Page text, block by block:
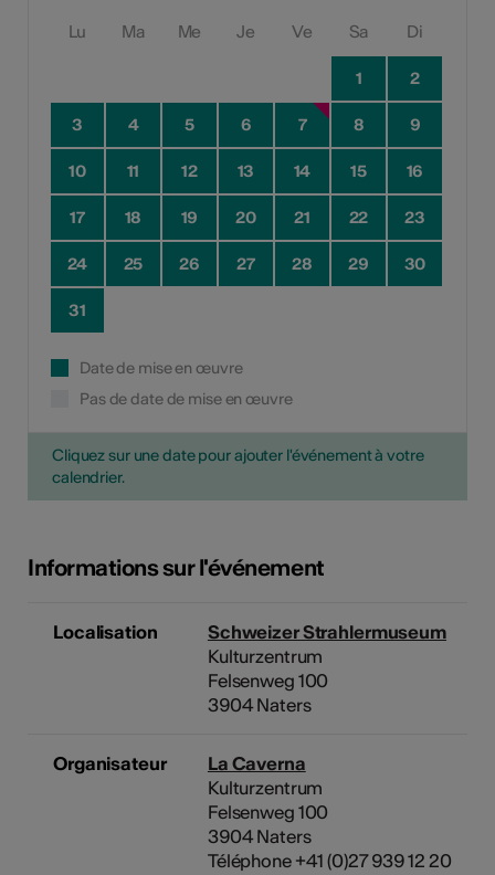
Lu Ma Me Je Ve Sa Di
1 2
3 4 5 6 7 8 9
10 11 12 13 14 15 16
17 18 19 20 21 22 23
24 25 26 27 28 29 30
31
Date de mise en œuvre
Pas de date de mise en œuvre
Cliquez sur une date pour ajouter l'événement à votre
calendrier.
Informations sur l'événement
Localisation
Schweizer Strahlermuseum
Kulturzentrum
Felsenweg 100
3904 Naters
Organisateur
La Caverna
Kulturzentrum
Felsenweg 100
3904 Naters
Téléphone +41 (0)27 939 12 20